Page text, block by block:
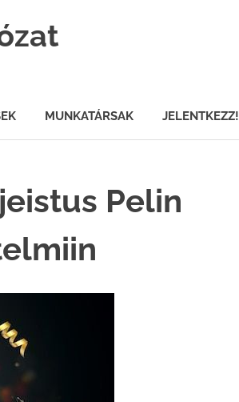
MUNKATÁRSAK JELENTKEZZ!
Pelin